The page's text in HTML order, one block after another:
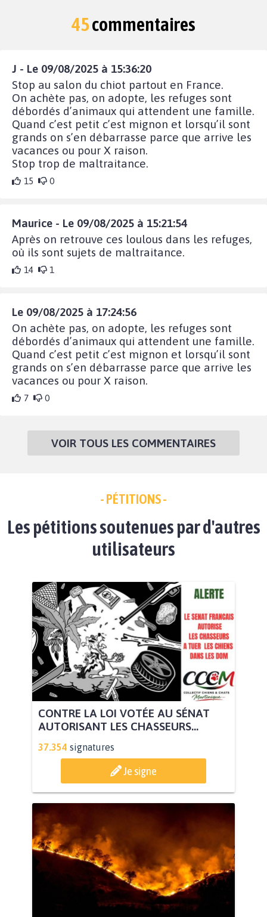
45commentaires
J - Le 09/08/2025 à 15:36:20
Stop au salon du chiot partout en France.
On achète pas, on adopte, les refuges sont
débordés d’animaux qui attendent une famille.
Quand c’est petit c’est mignon et lorsqu’il sont
grands on s’en débarrasse parce que arrive les
vacances ou pour X raison.
Stop trop de maltraitance.
15 0
Maurice - Le 09/08/2025 à 15:21:54
Après on retrouve ces loulous dans les refuges,
où ils sont sujets de maltraitance.
14 1
Le 09/08/2025 à 17:24:56
On achète pas, on adopte, les refuges sont
débordés d’animaux qui attendent une famille.
Quand c’est petit c’est mignon et lorsqu’il sont
grands on s’en débarrasse parce que arrive les
vacances ou pour X raison.
7 0
VOIR TOUS LES COMMENTAIRES
- PÉTITIONS -
Les pétitions soutenues par d'autres
utilisateurs
CONTRE LA LOI VOTÉE AU SÉNAT
AUTORISANT LES CHASSEURS...
37.354 signatures
Je signe